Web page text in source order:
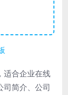
适合企业在线
司简介、公司